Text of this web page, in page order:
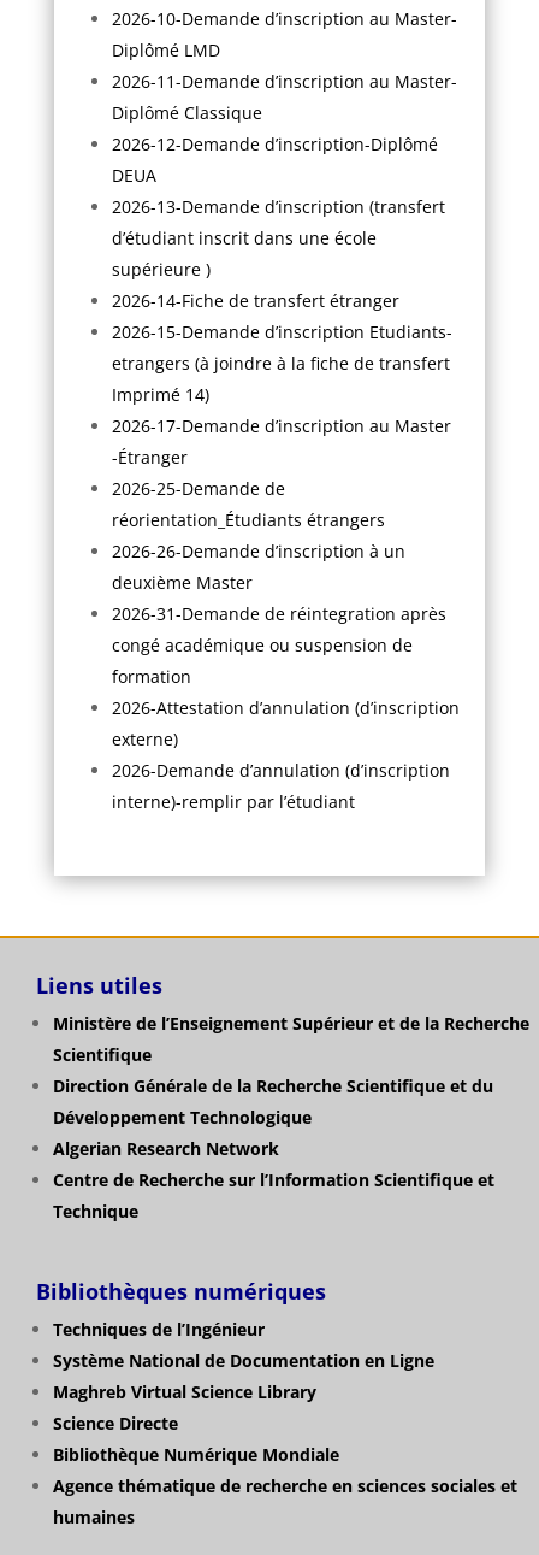
2026-10-Demande d’inscription au Master-
Diplômé LMD
2026-11-Demande d’inscription au Master-
Diplômé Classique
2026-12-Demande d’inscription-Diplômé
DEUA
2026-13-Demande d’inscription (transfert
d’étudiant inscrit dans une école
supérieure )
2026-14-Fiche de transfert étranger
2026-15-Demande d’inscription Etudiants-
etrangers (à joindre à la fiche de transfert
Imprimé 14)
2026-17-Demande d’inscription au Master
-Étranger
2026-25-Demande de
réorientation_Étudiants étrangers
2026-26-Demande d’inscription à un
deuxième Master
2026-31-Demande de réintegration après
congé académique ou suspension de
formation
2026-Attestation d’annulation (d’inscription
externe)
2026-Demande d’annulation (d’inscription
interne)-remplir par l’étudiant
Liens utiles
Ministère de l’Enseignement Supérieur et de la Recherche
Scientifique
Direction Générale de la Recherche Scientifique et du
Développement Technologique
Algerian Research Network
Centre de Recherche sur l’Information Scientifique et
Technique
Bibliothèques numériques
Techniques de l’Ingénieur
Système National de Documentation en Ligne
Maghreb Virtual Science Library
Science Directe
Bibliothèque Numérique Mondiale
Agence thématique de recherche en sciences sociales et
humaines